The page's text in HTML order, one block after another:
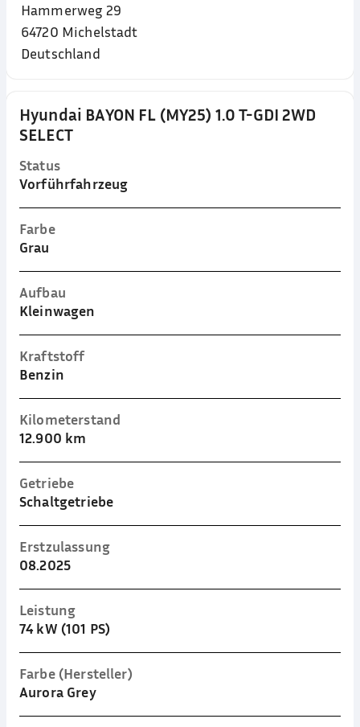
Hyundai BAYON FL (MY25) 1.0 T-GDI 2WD
SELECT
Status
Vorführfahrzeug
Farbe
Grau
Aufbau
Kleinwagen
Kraftstoff
Benzin
Kilometerstand
12.900 km
Getriebe
Schaltgetriebe
Erstzulassung
08.2025
Leistung
74 kW (101 PS)
Farbe (Hersteller)
Aurora Grey
Hammerweg 29
64720 Michelstadt
Deutschland